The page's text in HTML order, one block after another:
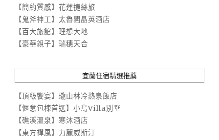
【簡約質感】花蓮捷絲旅
【鬼斧神工】太魯閣晶英酒店
【百大旅館】理想大地
【豪華親子】瑞穗天合
宜蘭住宿精選推薦
【頂級饗宴】瓏山林冷熱泉飯店
【愜意包棟首選】小島Villa別墅
【礁溪溫泉】寒沐酒店
【東方禪風】力麗威斯汀